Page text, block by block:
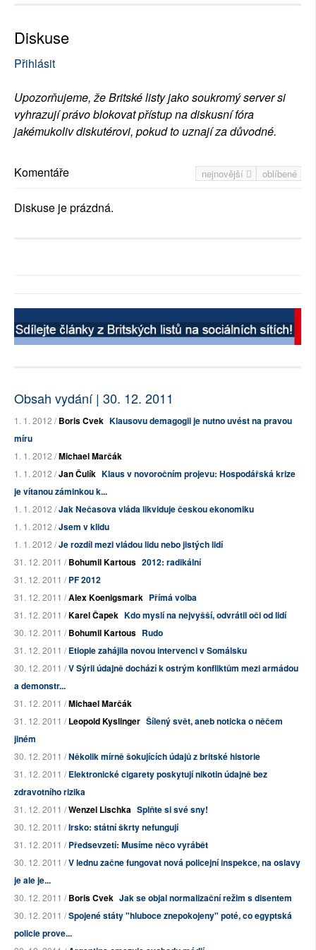
Diskuse
Přihlásit
Upozorňujeme, že Britské listy jako soukromý server si
vyhrazují právo blokovat přístup na diskusní fóra
jakémukoliv diskutérovi, pokud to uznají za důvodné.
nejnovější oblíbené
Komentáře
Diskuse je prázdná.
Obsah vydání | 30. 12. 2011
1. 1. 2012 /Boris Cvek Klausovu demagogii je nutno uvést na pravou
míru
1. 1. 2012 /Michael Marčák
1. 1. 2012 /Jan Čulík Klaus v novoročním projevu: Hospodářská krize
je vítanou záminkou k...
1. 1. 2012 /Jak Nečasova vláda likviduje českou ekonomiku
1. 1. 2012 /Jsem v klidu
1. 1. 2012 /Je rozdíl mezi vládou lidu nebo jistých lidí
31. 12. 2011 /Bohumil Kartous 2012: radikální
31. 12. 2011 /PF 2012
31. 12. 2011 /Alex Koenigsmark Přímá volba
31. 12. 2011 /Karel Čapek Kdo myslí na nejvyšší, odvrátil oči od lidí
30. 12. 2011 /Bohumil Kartous Rudo
31. 12. 2011 /Etiopie zahájila novou intervenci v Somálsku
30. 12. 2011 /V Sýrii údajně dochází k ostrým konfliktům mezi armádou
a demonstr...
31. 12. 2011 /Michael Marčák
31. 12. 2011 /Leopold Kyslinger Šílený svět, aneb noticka o něčem
jiném
30. 12. 2011 /Několik mírně šokujících údajů z britské historie
31. 12. 2011 /Elektronické cigarety poskytují nikotin údajně bez
zdravotního rizika
31. 12. 2011 /Wenzel Lischka Splňte si své sny!
30. 12. 2011 /Irsko: státní škrty nefungují
31. 12. 2011 /Předsevzetí: Musíme něco vyrábět
30. 12. 2011 /V lednu začne fungovat nová policejní inspekce, na oslavy
je ale je...
30. 12. 2011 /Boris Cvek Jak se objal normalizační režim s disentem
30. 12. 2011 /Spojené státy "hluboce znepokojeny" poté, co egyptská
policie prove...